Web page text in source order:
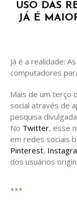
USO DAS
JÁ É
Já é a realidade:
computadores
Mais de um terço
social através de
pesquisa
No Twitter, esse
em redes sociais
Pinterest,
dos usuários